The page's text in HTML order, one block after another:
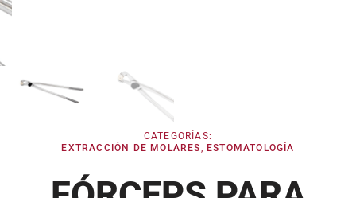
CATEGORÍAS:
EXTRACCIÓN DE MOLARES, ESTOMATOLOGÍA